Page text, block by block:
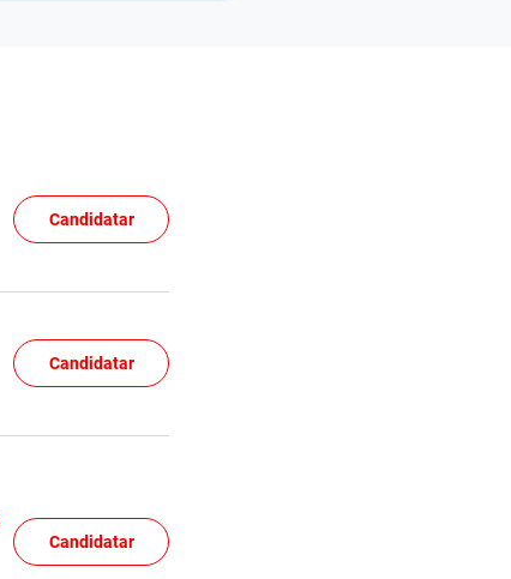
Candidatar
Candidatar
Candidatar